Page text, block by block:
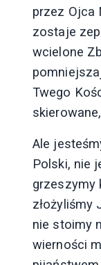
przez Ojca
zostaje
wcielone
Twego
Ale
Polski, nie
grzeszymy
złożyliśmy
nie stoimy
wierności